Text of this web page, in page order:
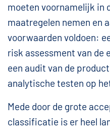
moeten voornamelijk in
maatregelen nemen en
voorwaarden voldoen:
risk assessment van de
een audit van de
analytische testen op
Mede door de grote
classificatie is er heel